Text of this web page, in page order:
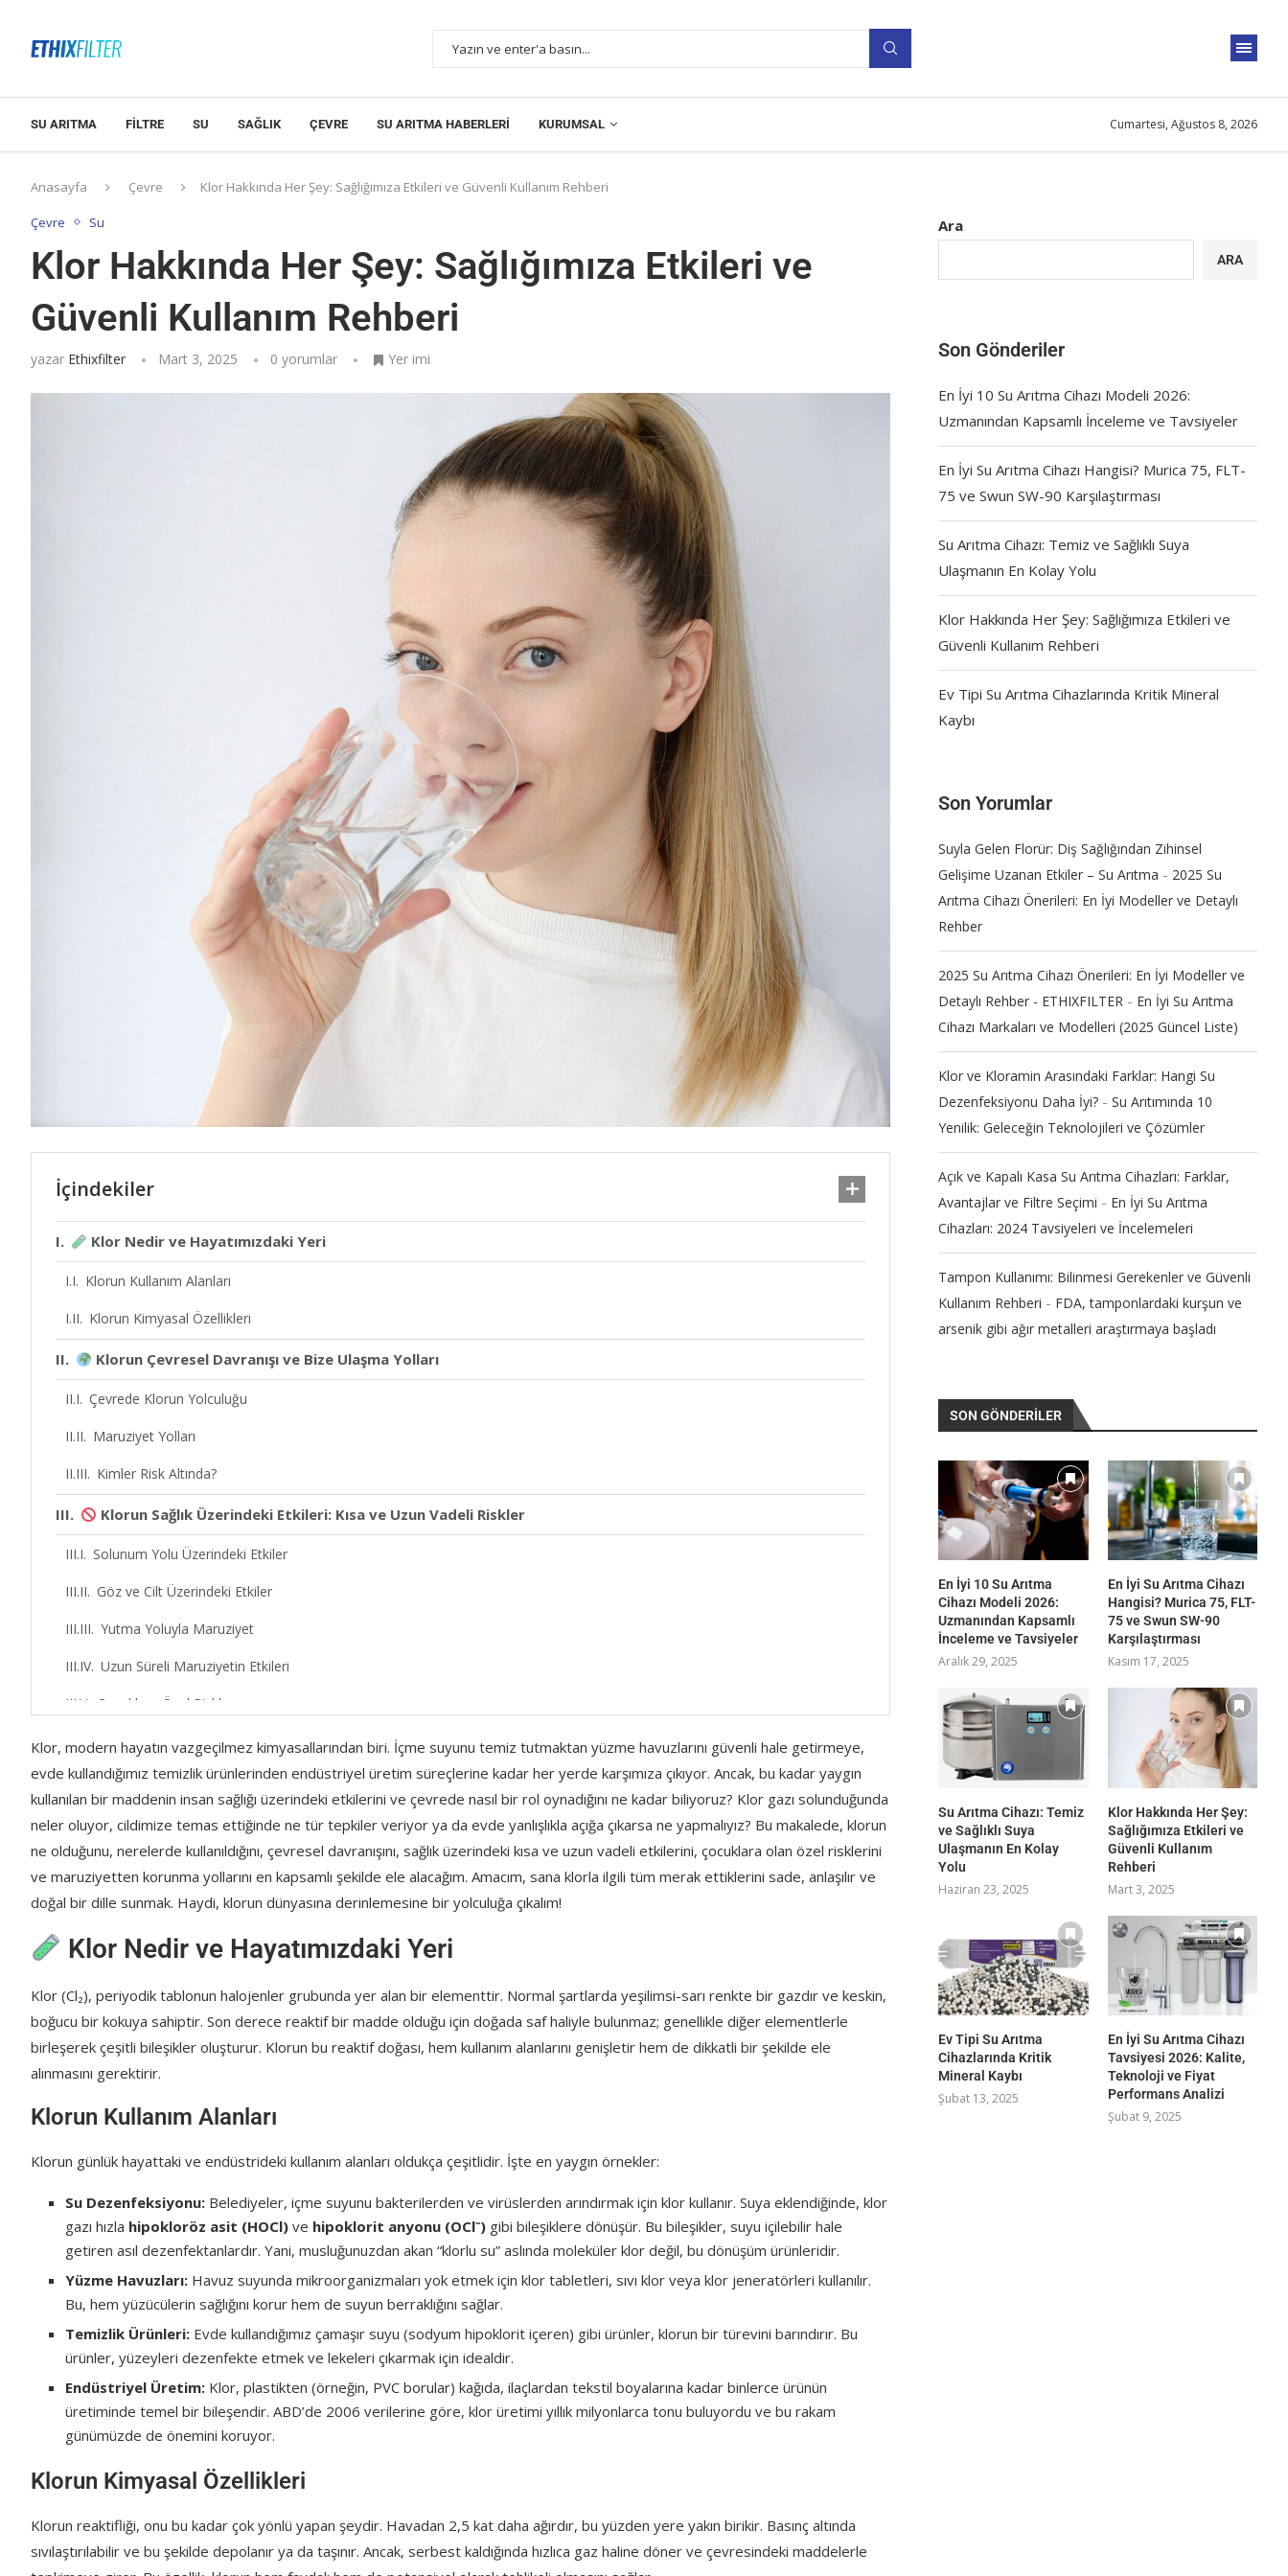
SU ARITMA FILTRE SU SAĞLIK ÇEVRE SU ARITMA HABERLERI KURUMSAL Cumartesi, Ağustos 8, 2026
Anasayfa Çevre Klor Hakkında Her Şey: Sağlığımıza Etkileri ve Güvenli Kullanım Rehberi
Çevre Su
Klor Hakkında Her Şey: Sağlığımıza Etkileri ve
Güvenli Kullanım Rehberi
yazar Ethixfilter Mart 3, 2025 0 yorumlar Yer imi
İçindekiler
Klor Nedir ve Hayatımızdaki Yeri
Klorun Kullanım Alanları
Klorun Kimyasal Özellikleri
Klorun Çevresel Davranışı ve Bize Ulaşma Yolları
Çevrede Klorun Yolculuğu
Maruziyet Yolları
Kimler Risk Altında?
Klorun Sağlık Üzerindeki Etkileri: Kısa ve Uzun Vadeli Riskler
Solunum Yolu Üzerindeki Etkiler
Göz ve Cilt Üzerindeki Etkiler
Yutma Yoluyla Maruziyet
Uzun Süreli Maruziyetin Etkileri
Çocuklara Özel Riskler
Diğer Sistemler Üzerindeki Etkiler
Klor Maruziyetinden Korunma Yolları: Pratik ve Etkili Öneriler
Evde Güvenlik Önlemleri
Yüzme Havuzlarında Güvenlik
Endüstriyel Ortamlarda Korunma
Acil Durumlarda Ne Yapmalı?
Klorun Çevresel Etkileri ve Sürdürülebilirlik Perspektifi
Üretim ve Kullanımın Çevresel Ayak İzi
Sürdürülebilirlik İçin Çözümler
Sıkça Sorulan Sorular (SSS)
Klor, modern hayatın vazgeçilmez kimyasallarından biri. İçme suyunu temiz tutmaktan yüzme havuzlarını güvenli hale getirmeye,
evde kullandığımız temizlik ürünlerinden endüstriyel üretim süreçlerine kadar her yerde karşımıza çıkıyor. Ancak, bu kadar yaygın
kullanılan bir maddenin insan sağlığı üzerindeki etkilerini ve çevrede nasıl bir rol oynadığını ne kadar biliyoruz? Klor gazı solunduğunda
neler oluyor, cildimize temas ettiğinde ne tür tepkiler veriyor ya da evde yanlışlıkla açığa çıkarsa ne yapmalıyız? Bu makalede, klorun
ne olduğunu, nerelerde kullanıldığını, çevresel davranışını, sağlık üzerindeki kısa ve uzun vadeli etkilerini, çocuklara olan özel risklerini
ve maruziyetten korunma yollarını en kapsamlı şekilde ele alacağım. Amacım, sana klorla ilgili tüm merak ettiklerini sade, anlaşılır ve
doğal bir dille sunmak. Haydi, klorun dünyasına derinlemesine bir yolculuğa çıkalım!
Klor Nedir ve Hayatımızdaki Yeri
Klor (Cl₂), periyodik tablonun halojenler grubunda yer alan bir elementtir. Normal şartlarda yeşilimsi-sarı renkte bir gazdır ve keskin,
boğucu bir kokuya sahiptir. Son derece reaktif bir madde olduğu için doğada saf haliyle bulunmaz; genellikle diğer elementlerle
birleşerek çeşitli bileşikler oluşturur. Klorun bu reaktif doğası, hem kullanım alanlarını genişletir hem de dikkatli bir şekilde ele
alınmasını gerektirir.
Klorun Kullanım Alanları
Klorun günlük hayattaki ve endüstrideki kullanım alanları oldukça çeşitlidir. İşte en yaygın örnekler:
Su Dezenfeksiyonu: Belediyeler, içme suyunu bakterilerden ve virüslerden arındırmak için klor kullanır. Suya eklendiğinde, klor
gazı hızla hipokloröz asit (HOCl) ve hipoklorit anyonu (OCl⁻) gibi bileşiklere dönüşür. Bu bileşikler, suyu içilebilir hale
getiren asıl dezenfektanlardır. Yani, musluğunuzdan akan “klorlu su” aslında moleküler klor değil, bu dönüşüm ürünleridir.
Yüzme Havuzları: Havuz suyunda mikroorganizmaları yok etmek için klor tabletleri, sıvı klor veya klor jeneratörleri kullanılır.
Bu, hem yüzücülerin sağlığını korur hem de suyun berraklığını sağlar.
Temizlik Ürünleri: Evde kullandığımız çamaşır suyu (sodyum hipoklorit içeren) gibi ürünler, klorun bir türevini barındırır. Bu
ürünler, yüzeyleri dezenfekte etmek ve lekeleri çıkarmak için idealdir.
Endüstriyel Üretim: Klor, plastikten (örneğin, PVC borular) kağıda, ilaçlardan tekstil boyalarına kadar binlerce ürünün
üretiminde temel bir bileşendir. ABD’de 2006 verilerine göre, klor üretimi yıllık milyonlarca tonu buluyordu ve bu rakam
günümüzde de önemini koruyor.
Klorun Kimyasal Özellikleri
Klorun reaktifliği, onu bu kadar çok yönlü yapan şeydir. Havadan 2,5 kat daha ağırdır, bu yüzden yere yakın birikir. Basınç altında
sıvılaştırılabilir ve bu şekilde depolanır ya da taşınır. Ancak, serbest kaldığında hızlıca gaz haline döner ve çevresindeki maddelerle
Ara
ARA
Son Gönderiler
En İyi 10 Su Arıtma Cihazı Modeli 2026:
Uzmanından Kapsamlı İnceleme ve Tavsiyeler
En İyi Su Arıtma Cihazı Hangisi? Murica 75, FLT-
75 ve Swun SW-90 Karşılaştırması
Su Arıtma Cihazı: Temiz ve Sağlıklı Suya
Ulaşmanın En Kolay Yolu
Klor Hakkında Her Şey: Sağlığımıza Etkileri ve
Güvenli Kullanım Rehberi
Ev Tipi Su Arıtma Cihazlarında Kritik Mineral
Kaybı
Son Yorumlar
Suyla Gelen Florür: Diş Sağlığından Zihinsel
Gelişime Uzanan Etkiler – Su Arıtma - 2025 Su
Arıtma Cihazı Önerileri: En İyi Modeller ve Detaylı
Rehber
2025 Su Arıtma Cihazı Önerileri: En İyi Modeller ve
Detaylı Rehber - ETHIXFILTER - En İyi Su Arıtma
Cihazı Markaları ve Modelleri (2025 Güncel Liste)
Klor ve Kloramin Arasındaki Farklar: Hangi Su
Dezenfeksiyonu Daha İyi? -Su Arıtımında 10
Yenilik: Geleceğin Teknolojileri ve Çözümler
Açık ve Kapalı Kasa Su Arıtma Cihazları: Farklar,
Avantajlar ve Filtre Seçimi - En İyi Su Arıtma
Cihazları: 2024 Tavsiyeleri ve İncelemeleri
Tampon Kullanımı: Bilinmesi Gerekenler ve Güvenli
Kullanım Rehberi - FDA, tamponlardaki kurşun ve
arsenik gibi ağır metalleri araştırmaya başladı
SON GÖNDERILER
En İyi 10 Su Arıtma
Cihazı Modeli 2026:
Uzmanından Kapsamlı
İnceleme ve Tavsiyeler
Aralık 29, 2025
En İyi Su Arıtma Cihazı
Hangisi? Murica 75, FLT-
75 ve Swun SW-90
Karşılaştırması
Kasım 17, 2025
Su Arıtma Cihazı: Temiz
ve Sağlıklı Suya
Ulaşmanın En Kolay
Yolu
Haziran 23, 2025
Klor Hakkında Her Şey:
Sağlığımıza Etkileri ve
Güvenli Kullanım
Rehberi
Mart 3, 2025
Ev Tipi Su Arıtma
Cihazlarında Kritik
Mineral Kaybı
Şubat 13, 2025
En İyi Su Arıtma Cihazı
Tavsiyesi 2026: Kalite,
Teknoloji ve Fiyat
Performans Analizi
Şubat 9, 2025